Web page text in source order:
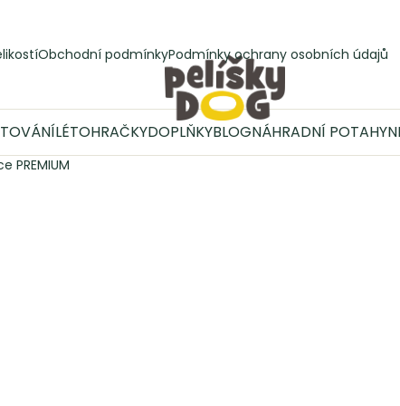
Obchodní podmínkyPodmínky ochrany osobních údajů
LÉTOHRAČKYDOPLŇKYBLOGNÁHRADNÍ POTAHY
PREMIUM